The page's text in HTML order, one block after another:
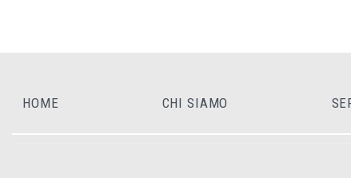
HOME CHI SIAMO